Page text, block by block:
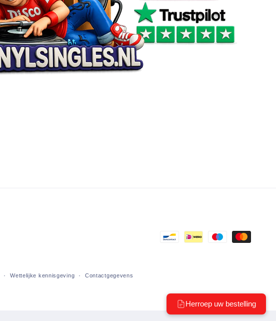
Betaalmethoden
Wettelijke kennisgeving Contactgegevens